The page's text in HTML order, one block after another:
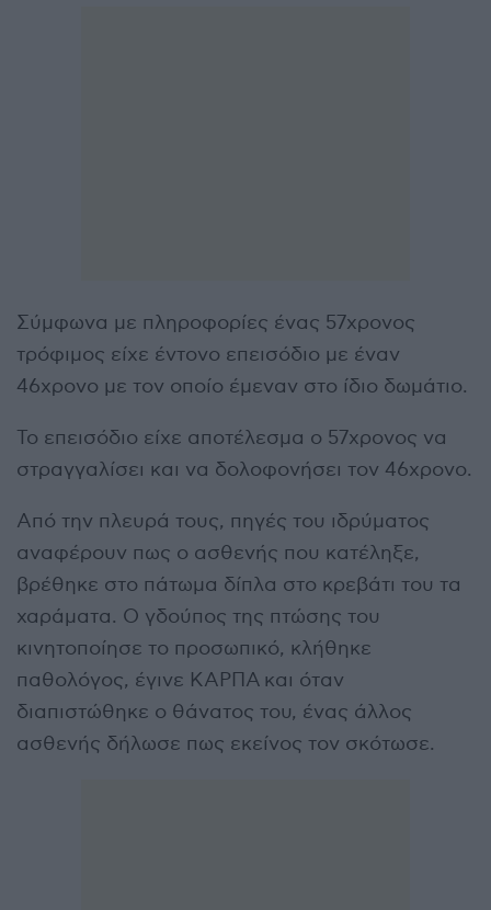
Σύμφωνα με πληροφορίες ένας 57χρονος
τρόφιμος είχε έντονο επεισόδιο με έναν
46χρονο με τον οποίο έμεναν στο ίδιο δωμάτιο.
Το επεισόδιο είχε αποτέλεσμα ο 57χρονος να
στραγγαλίσει και να δολοφονήσει τον 46χρονο.
Από την πλευρά τους, πηγές του ιδρύματος
αναφέρουν πως ο ασθενής που κατέληξε,
βρέθηκε στο πάτωμα δίπλα στο κρεβάτι του τα
χαράματα. Ο γδούπος της πτώσης του
κινητοποίησε το προσωπικό, κλήθηκε
παθολόγος, έγινε ΚΑΡΠΑ και όταν
διαπιστώθηκε ο θάνατος του, ένας άλλος
ασθενής δήλωσε πως εκείνος τον σκότωσε.